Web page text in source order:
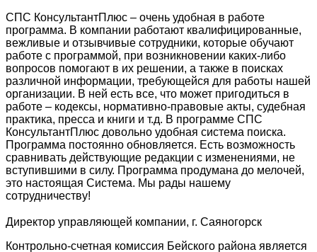
СПС КонсультантПлюс – очень удобная в работе
программа. В компании работают квалифицированные,
вежливые и отзывчивые сотрудники, которые обучают
работе с программой, при возникновении каких-либо
вопросов помогают в их решении, а также в поисках
различной информации, требующейся для работы нашей
организации. В ней есть все, что может пригодиться в
работе – кодексы, нормативно-правовые акты, судебная
практика, пресса и книги и т.д. В программе СПС
КонсультантПлюс довольно удобная система поиска.
Программа постоянно обновляется. Есть возможность
сравнивать действующие редакции с изменениями, не
вступившими в силу. Программа продумана до мелочей,
это настоящая Система. Мы рады нашему
сотрудничеству!
Директор управляющей компании, г. Саяногорск
Контрольно-счетная комиссия Бейского района является